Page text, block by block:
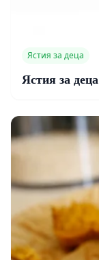
Ястия за деца
Ястия за